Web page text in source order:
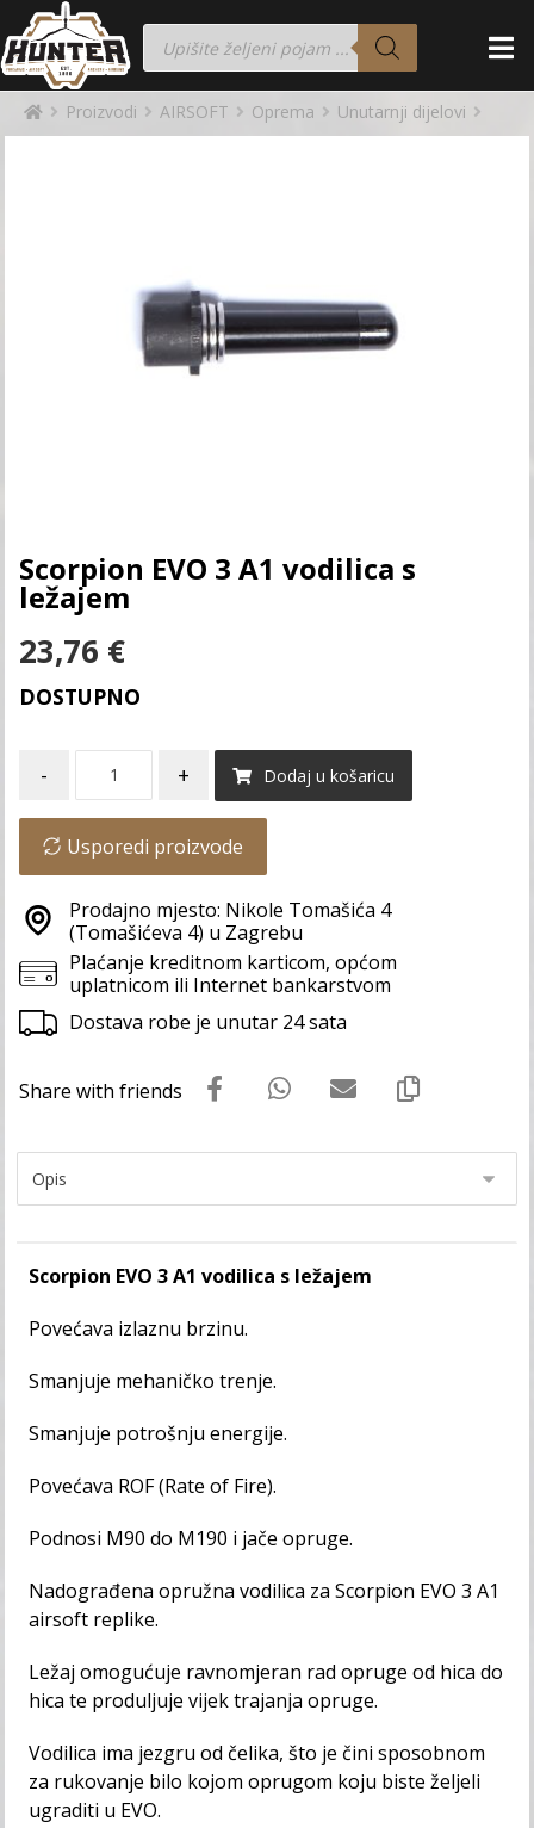
Proizvodi AIRSOFT Oprema Unutarnji dijelovi
Scorpion EVO 3 A1 vodilica s
ležajem
23,76 €
DOSTUPNO
- + Dodaj u košaricu
Usporedi proizvode
Prodajno mjesto: Nikole Tomašića 4
(Tomašićeva 4) u Zagrebu
Plaćanje kreditnom karticom, općom
uplatnicom ili Internet bankarstvom
Dostava robe je unutar 24 sata
Scorpion EVO 3 A1 vodilica s ležajem
Povećava izlaznu brzinu.
Smanjuje mehaničko trenje.
Smanjuje potrošnju energije.
Povećava ROF (Rate of Fire).
Podnosi M90 do M190 i jače opruge.
Nadograđena opružna vodilica za Scorpion EVO 3 A1
airsoft replike.
Ležaj omogućuje ravnomjeran rad opruge od hica do
hica te produljuje vijek trajanja opruge.
Vodilica ima jezgru od čelika, što je čini sposobnom
za rukovanje bilo kojom oprugom koju biste željeli
ugraditi u EVO.